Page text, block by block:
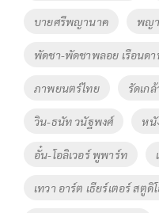
บายศรีพญานาค พญ
พัดชา-พัดชาพลอย เรือนดา
ภาพยนตร์ไทย รัดเก
วิน-ธนัท วนัฐพงศ์ หนั
อั๋น-โอลิเวอร์ พูพาร์ท
เทวา อาร์ต เธียร์เตอร์ สตูดิ